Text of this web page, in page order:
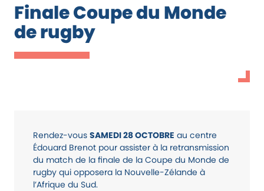
Finale Coupe du Monde
de rugby
Rendez-vous SAMEDI 28 OCTOBRE au centre
Édouard Brenot pour assister à la retransmission
du match de la finale de la Coupe du Monde de
rugby qui opposera la Nouvelle-Zélande à
l’Afrique du Sud.